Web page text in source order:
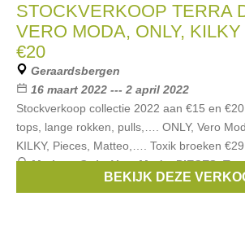
STOCKVERKOOP TERRA
VERO MODA, ONLY,
€20
Geraardsbergen
16 maart 2022 --- 2 april 2022
Stockverkoop collectie 2022 aan €15 en
tops, lange rokken, pulls,…. ONLY, Vero
KILKY, Pieces, Matteo,…. Toxik broeken
Merken:Only,Vero Moda,PIECES,
BEKIJK DEZE